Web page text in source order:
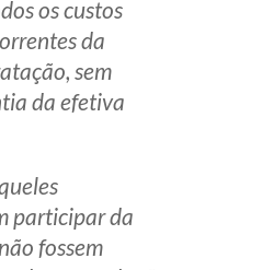
os custos
da
sem
da efetiva
participar da
fossem